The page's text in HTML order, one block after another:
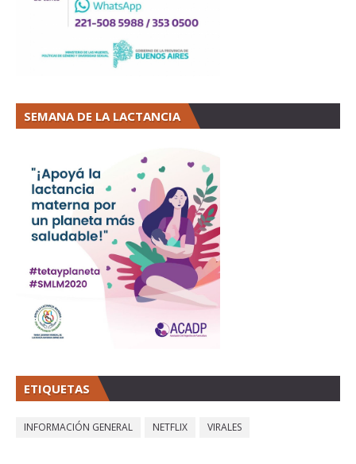
SEMANA DE LA LACTANCIA
ETIQUETAS
INFORMACIÓN GENERAL NETFLIX VIRALES